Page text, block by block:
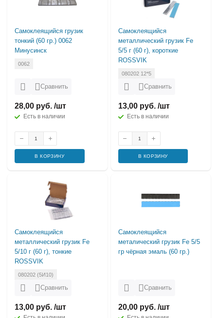
Самоклеящийся грузик
тонкий (60 гр.) 0062
Минусинск
0062
Сравнить
28,00 руб. /шт
Есть в наличии
В КОРЗИНУ
Самоклеящийся
металлический грузик Fe
5/5 г (60 г), короткие
ROSSVIK
080202 12*5
Сравнить
13,00 руб. /шт
Есть в наличии
В КОРЗИНУ
Самоклеящийся
металлический грузик Fe
5/10 г (60 г), тонкие
ROSSVIK
080202 (5И10)
Сравнить
13,00 руб. /шт
Самоклеящийся
металический грузик Fe 5/5
гр чёрная эмаль (60 гр.)
Сравнить
20,00 руб. /шт